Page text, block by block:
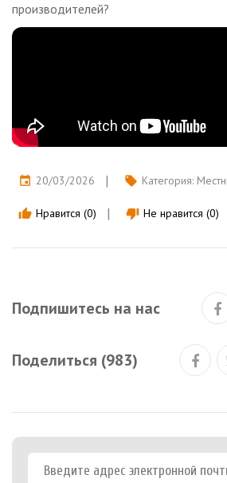
производителей?
event 20/03/2026 local_offer Категория:
thumb_up Нравится (0) thumb_down Не нравится (0)
Подпишитесь на нас
Поделиться (983)